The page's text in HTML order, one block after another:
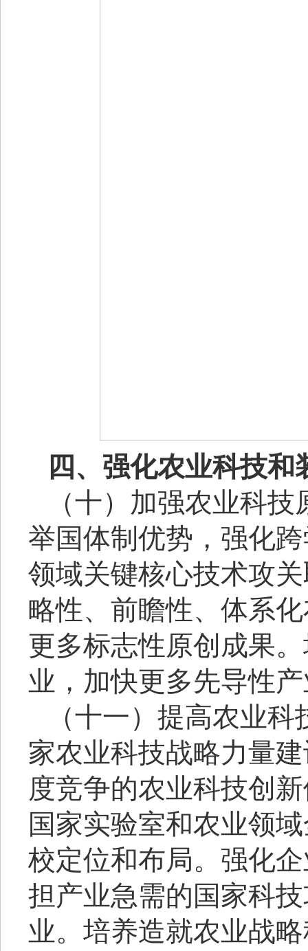
四、强化农业科技和
（十）加强农业科
举国体制优势，强化
领域关键核心技术攻
略性、前瞻性、体系
更多标志性原创成果
业，加快更多先导性
（十一）提高农业
家农业科技战略力量
度竞争的农业科技创
国家实验室和农业领
校定位和布局。强化
担产业急需的国家科
业。培养造就农业战